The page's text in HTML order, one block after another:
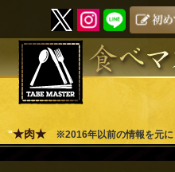
SKIP
"★肉★ ※2016年以前の情報を元に